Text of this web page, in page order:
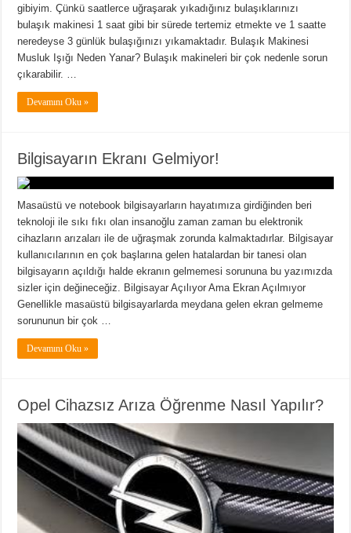
gibiyim. Çünkü saatlerce uğraşarak yıkadığınız bulaşıklarınızı
bulaşık makinesi 1 saat gibi bir sürede tertemiz etmekte ve 1 saatte
neredeyse 3 günlük bulaşığınızı yıkamaktadır. Bulaşık Makinesi
Musluk Işığı Neden Yanar? Bulaşık makineleri bir çok nedenle sorun
çıkarabilir. …
Devamını Oku »
Bilgisayarın Ekranı Gelmiyor!
Masaüstü ve notebook bilgisayarların hayatımıza girdiğinden beri
teknoloji ile sıkı fıkı olan insanoğlu zaman zaman bu elektronik
cihazların arızaları ile de uğraşmak zorunda kalmaktadırlar. Bilgisayar
kullanıcılarının en çok başlarına gelen hatalardan bir tanesi olan
bilgisayarın açıldığı halde ekranın gelmemesi sorununa bu yazımızda
sizler için değineceğiz. Bilgisayar Açılıyor Ama Ekran Açılmıyor
Genellikle masaüstü bilgisayarlarda meydana gelen ekran gelmeme
sorununun bir çok …
Devamını Oku »
Opel Cihazsız Arıza Öğrenme Nasıl Yapılır?